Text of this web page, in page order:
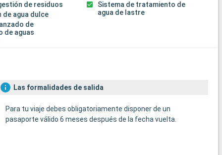
de residuos
de agua dulce
de
de aguas
Sistema de tratamiento de
agua de lastre
Las formalidades de salida
Para tu viaje debes obligatoriamente disponer de un
pasaporte válido 6 meses después de la fecha vuelta.